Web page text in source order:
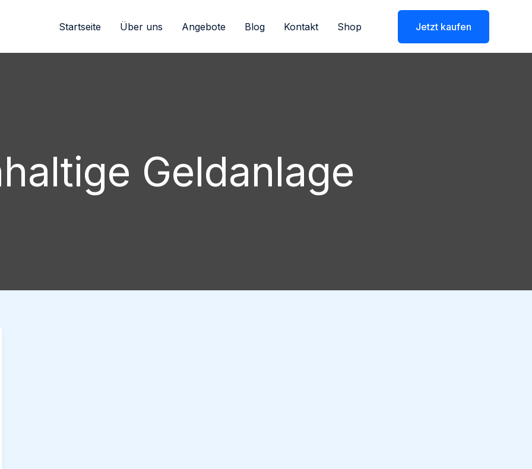
Startseite Über uns Angebote Blog Kontakt Shop Jetzt kaufen
Geldanlage